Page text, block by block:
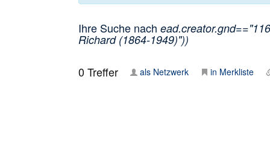
Ihre Suche nach
Richard (1864-1949)"))
0Treffer als Netzwerk in Merkliste